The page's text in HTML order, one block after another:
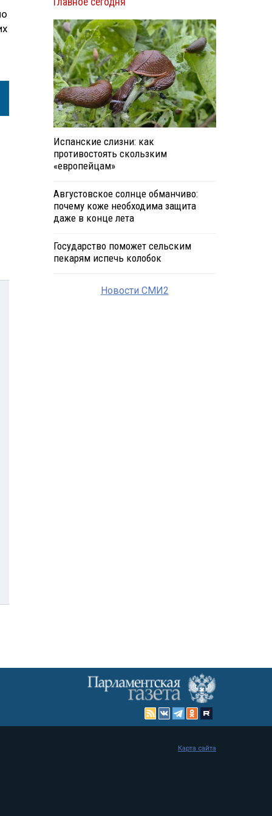
Испанские слизни: как
противостоять скользким
«европейцам»
Августовское солнце обманчиво:
почему коже необходима защита
даже в конце лета
Государство поможет сельским
пекарям испечь колобок
Новости СМИ2
Карта сайта